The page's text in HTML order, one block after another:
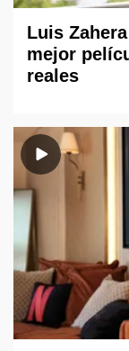
Luis
mejor
reales